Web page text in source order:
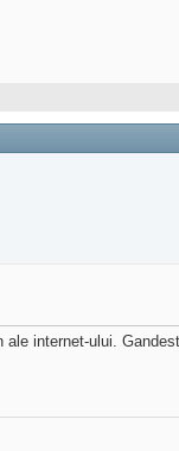
internet-ului.